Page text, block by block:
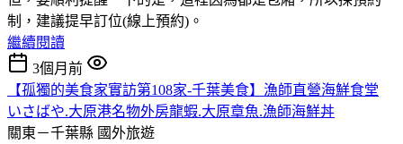
制，建議提早訂位(線上預約)。
繼續閱讀
3個月前
【孤獨的美食家實訪第108家-千葉美食】漁師直營海鮮食堂
いさばや.大原港名物外房龍蝦.大原章魚.漁師海鮮丼
關東－千葉縣 國外旅遊